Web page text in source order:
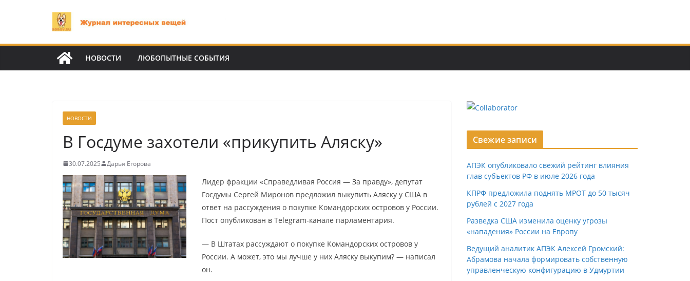
НОВОСТИ ЛЮБОПЫТНЫЕ СОБЫТИЯ
НОВОСТИ
В Госдуме захотели «прикупить Аляску»
30.07.2025 Дарья Егорова
Лидер фракции «Справедливая Россия — За правду», депутат
Госдумы Сергей Миронов предложил выкупить Аляску у США в
ответ на рассуждения о покупке Командорских островов у России.
Пост опубликован в Telegram-канале парламентария.
— В Штатах рассуждают о покупке Командорских островов у
России. А может, это мы лучше у них Аляску выкупим? — написал
он.
Свежие записи
АПЭК опубликовало свежий рейтинг влияния
глав субъектов РФ в июле 2026 года
КПРФ предложила поднять МРОТ до 50 тысяч
рублей с 2027 года
Разведка США изменила оценку угрозы
«нападения» России на Европу
Ведущий аналитик АПЭК Алексей Громский:
Абрамова начала формировать собственную
управленческую конфигурацию в Удмуртии